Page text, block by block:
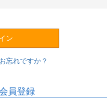
ン
忘れですか？
員登録